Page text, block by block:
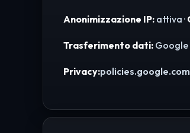
Anonimizzazione IP: attiva ·
Trasferimento dati: Google
Privacy: